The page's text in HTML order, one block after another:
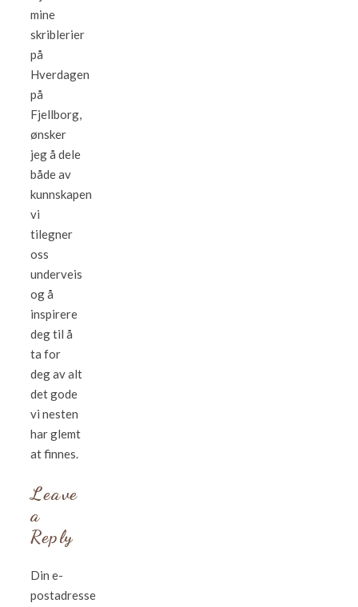
mine
skriblerier
på
Hverdagen
på
Fjellborg,
ønsker
jeg å dele
både av
kunnskapen
vi
tilegner
oss
underveis
og å
inspirere
deg til å
ta for
deg av alt
det gode
vi nesten
har glemt
at finnes.
Leave
a
Reply
Din e-
postadresse